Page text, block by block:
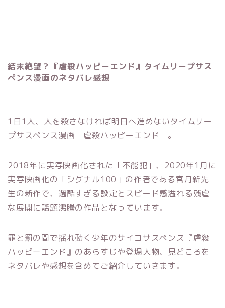
結末絶望？『虐殺ハッピーエンド』タイムリープサス
ペンス漫画のネタバレ感想
1日1人、人を殺さなければ明日へ進めないタイムリー
プサスペンス漫画『虐殺ハッピーエンド』。
2018年に実写映画化された「不能犯」、2020年1月に
実写映画化の「シグナル100」の作者である宮月新先
生の新作で、過酷すぎる設定とスピード感溢れる残虐
な展開に話題沸騰の作品となっています。
罪と罰の間で揺れ動く少年のサイコサスペンス『虐殺
ハッピーエンド』のあらすじや登場人物、見どころを
ネタバレや感想を含めてご紹介していきます。